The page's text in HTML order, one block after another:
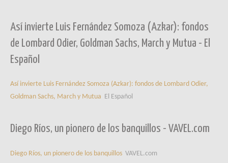
Así invierte Luis Fernández Somoza (Azkar): fondos
de Lombard Odier, Goldman Sachs, March y Mutua - El
Español
Así invierte Luis Fernández Somoza (Azkar): fondos de Lombard Odier,
Goldman Sachs, March y Mutua El Español
Diego Ríos, un pionero de los banquillos - VAVEL.com
Diego Ríos, un pionero de los banquillos VAVEL.com